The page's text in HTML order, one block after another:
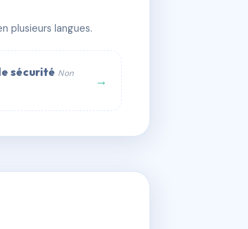
plusieurs langues.
sécurité Non
→